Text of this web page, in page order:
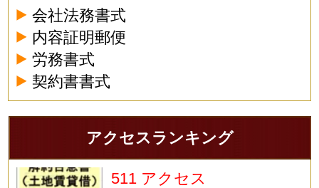
会社法務書式
内容証明郵便
労務書式
契約書書式
アクセスランキング
511 アクセス